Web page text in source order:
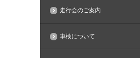
走行会のご案内
車検について